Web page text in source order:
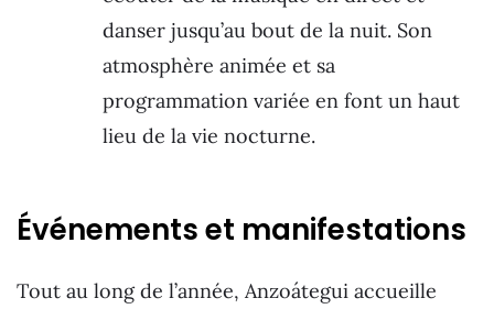
danser jusqu’au bout de la nuit. Son
atmosphère animée et sa
programmation variée en font un haut
lieu de la vie nocturne.
Événements et manifestations
Tout au long de l’année, Anzoátegui accueille